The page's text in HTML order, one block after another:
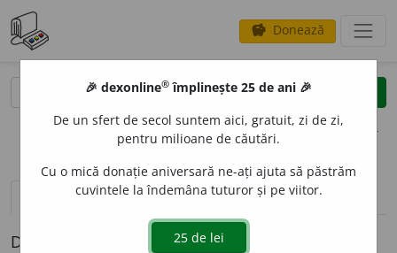
savings Donează
clear
opțiuni
definiții (1) pronunțievolume_up (1)
Definiția cu ID-ul 869832:
🎉 dexonline® împlinește 25 de ani 🎉
De un sfert de secol suntem aici, gratuit, zi de zi,
pentru milioane de căutări.
Cu o mică donație aniversară ne-ați ajuta să păstrăm
cuvintele la îndemâna tuturor și pe viitor.